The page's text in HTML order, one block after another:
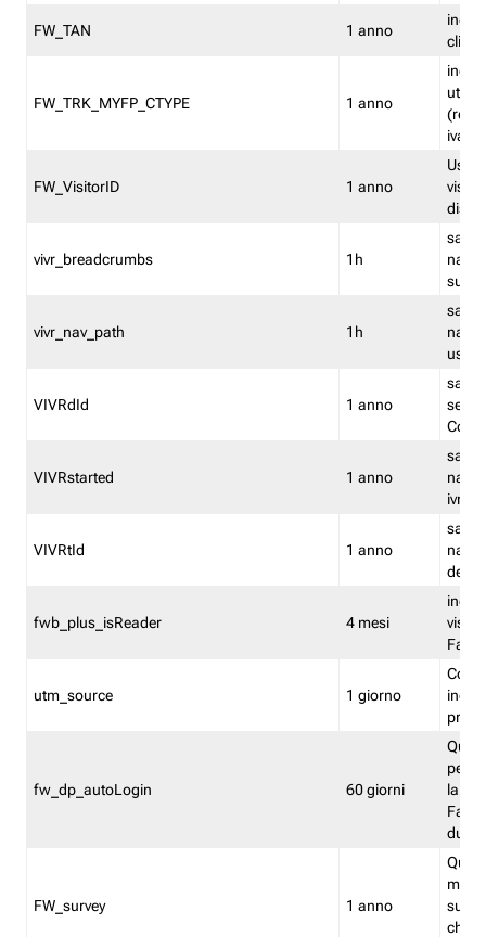
FW_TAN 1 anno
FW_TRK_MYFP_CTYPE 1 anno
iva/
FW_VisitorID 1 anno
vivr_breadcrumbs 1h
salva
su
vivr_nav_path 1h
salva
VIVRdId 1 anno
salva
Convy
VIVRstarted 1 anno
salva
ivr
VIVRtId 1 anno
salva
del
fwb_plus_isReader 4 mesi
utm_source 1 giorno
fw_dp_autoLogin 60 giorni
la
FW_survey 1 anno